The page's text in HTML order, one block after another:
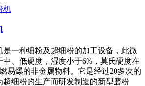
是一种细粉及超细粉的加工设备，此微
中、低硬度，湿度小于6%，莫氏硬度在
易爆的非金属物料。它是经过20多次的
超细粉的生产而研发制造的新型磨粉